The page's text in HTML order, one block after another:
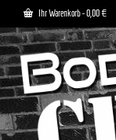
Ihr Warenkorb-0,00 €